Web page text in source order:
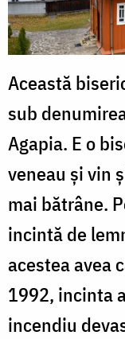
Această
sub
Agapia. E o
veneau şi vin
mai bătrâne.
incintă de
acestea avea
1992, incinta
incendiu